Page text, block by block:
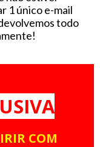
1 únicoe-mail
todo
COM